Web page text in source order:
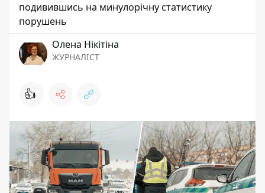
подивившись на минулорічну статистику
порушень
Олена Нікітіна
ЖУРНАЛІСТ
👍